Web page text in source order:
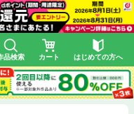
品検索 カート はじめての方へ